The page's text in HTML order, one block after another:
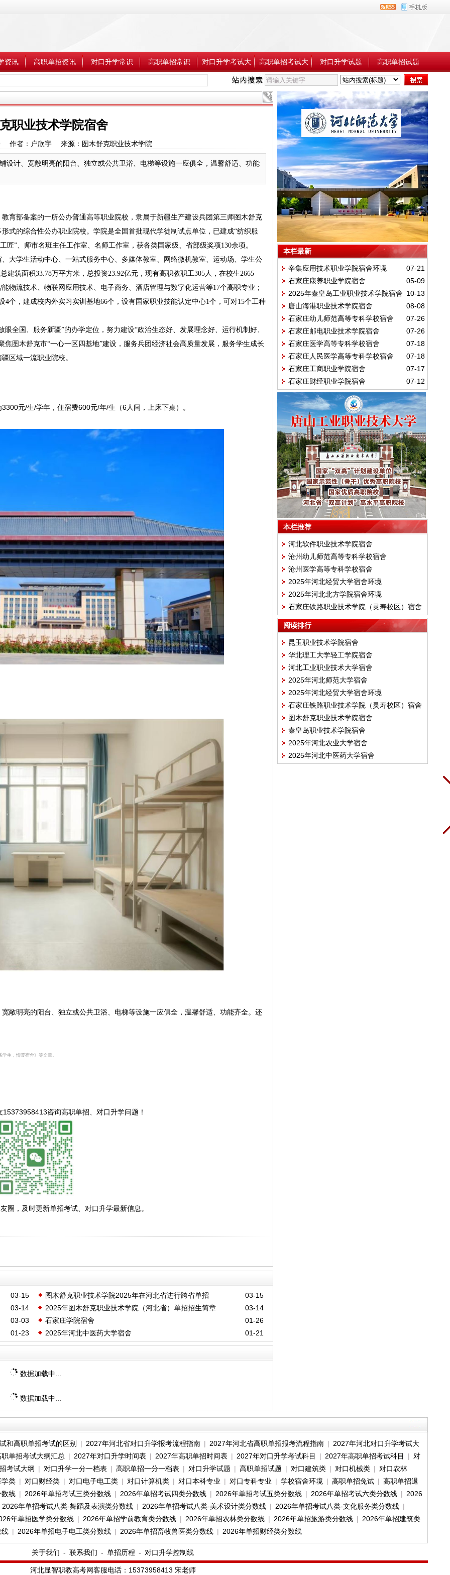
资讯 高职单招资讯 对口升学常识 高职单招常识 对口升学考试大 高职单招考试大
纲
对口升学试题 高职单招试题
职业技术学院宿舍
作者：户欣宇 来源：图木舒克职业技术学院
设计、宽敞明亮的阳台、独立或公共卫浴、电梯等设施一应俱全，温馨舒适、功能
育部备案的一所公办普通高等职业院校，隶属于新疆生产建设兵团第三师图木舒克
式的综合性公办职业院校。学院是全国首批现代学徒制试点单位，已建成“纺织服
匠”、师市名班主任工作室、名师工作室，获各类国家级、省部级奖项130余项。
学生活动中心、一站式服务中心、多媒体教室、网络微机教室、运动场、学生公
筑面积33.78万平方米，总投资23.92亿元，现有高职教职工305人，在校生2665
物流技术、物联网应用技术、电子商务、酒店管理与数字化运营等17个高职专业；
个，建成校内外实习实训基地66个，设有国家职业技能认定中心1个，可对15个工种
国、服务新疆”的办学定位，努力建设“政治生态好、发展理念好、运行机制好、
图木舒克市“一心一区四基地”建设，服务兵团经济社会高质量发展，服务学生成长
区域一流职业院校。
元/生/学年，住宿费600元/年/生（6人间，上床下桌）。
明亮的阳台、独立或公共卫浴、电梯等设施一应俱全，温馨舒适、功能齐全。还
生，情暖宿舍》等文章。
15373958413咨询高职单招、对口升学问题 ！
圈，及时更新单招考试、对口升学最新信息。
03-15 03-15
图木舒克职业技术学院2025年在河北省进行跨省单招
03-14
03-14
2025年图木舒克职业技术学院（河北省）单招招生简章
03-03
01-26
石家庄学院宿舍
01-23
01-21
2025年河北中医药大学宿舍
数据加载中...
数据加载中...
本栏最新
07-21
辛集应用技术职业学院宿舍环境
05-09
石家庄康养职业学院宿舍
10-13
2025年秦皇岛工业职业技术学院宿舍
08-08
唐山海港职业技术学院宿舍
07-26
石家庄幼儿师范高等专科学校宿舍
07-26
石家庄邮电职业技术学院宿舍
07-18
石家庄医学高等专科学校宿舍
07-18
石家庄人民医学高等专科学校宿舍
07-17
石家庄工商职业学院宿舍
07-12
石家庄财经职业学院宿舍
本栏推荐
河北软件职业技术学院宿舍
沧州幼儿师范高等专科学校宿舍
沧州医学高等专科学校宿舍
2025年河北经贸大学宿舍环境
2025年河北北方学院宿舍环境
石家庄铁路职业技术学院（灵寿校区）宿舍
环境
阅读排行
昆玉职业技术学院宿舍
华北理工大学轻工学院宿舍
河北工业职业技术大学宿舍
2025年河北师范大学宿舍
2025年河北经贸大学宿舍环境
石家庄铁路职业技术学院（灵寿校区）宿舍
环境
图木舒克职业技术学院宿舍
秦皇岛职业技术学院宿舍
2025年河北农业大学宿舍
2025年河北中医药大学宿舍
和高职单招考试的区别 | 2027年河北省对口升学报考流程指南| 2027年河北省高职单招报考流程指南| 2027年河北对口升学考试大
单招考试大纲汇总 | 2027年对口升学时间表| 2027年高职单招时间表| 2027年对口升学考试科目 | 2027年高职单招考试科目 | 对
考试大纲 | 对口升学一分一档表| 高职单招一分一档表| 对口升学试题 | 高职单招试题 | 对口建筑类| 对口机械类| 对口农林
类| 对口财经类| 对口电子电工类| 对口计算机类| 对口本科专业 | 对口专科专业 | 学校宿舍环境 | 高职单招免试| 高职单招退
线| 2026年单招考试三类分数线| 2026年单招考试四类分数线| 2026年单招考试五类分数线| 2026年单招考试六类分数线| 2026
2026年单招考试八类-舞蹈及表演类分数线| 2026年单招考试八类-美术设计类分数线| 2026年单招考试八类-文化服务类分数线|
年单招医学类分数线| 2026年单招学前教育类分数线| 2026年单招农林类分数线| 2026年单招旅游类分数线| 2026年单招建筑类
| 2026年单招电子电工类分数线| 2026年单招畜牧兽医类分数线| 2026年单招财经类分数线
关于我们 - 联系我们 - 单招历程 - 对口升学控制线
河北显智职教高考网客服电话：15373958413 宋老师